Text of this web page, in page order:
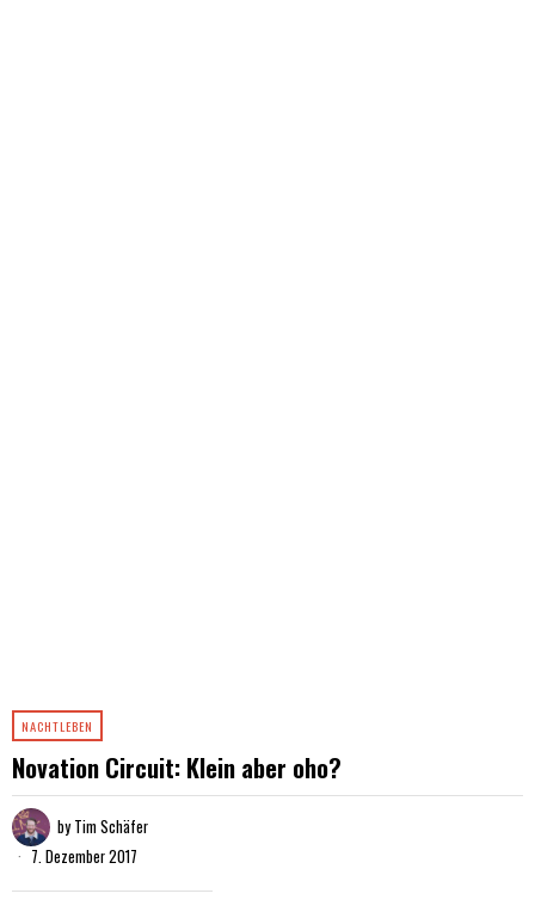
NACHTLEBEN
Novation Circuit: Klein aber oho?
byTim Schäfer
7. Dezember 2017